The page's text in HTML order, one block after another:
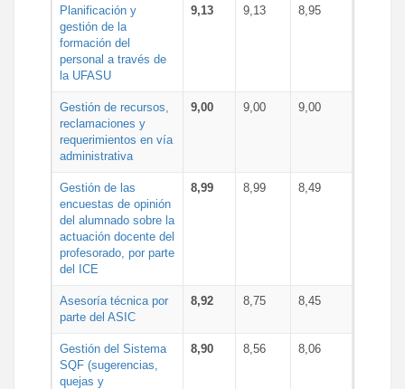
Planificación y
gestión de la
formación del
personal a través de
la UFASU
9,13 9,13 8,95
Gestión de recursos,
reclamaciones y
requerimientos en vía
administrativa
9,00 9,00 9,00
Gestión de las
encuestas de opinión
del alumnado sobre la
actuación docente del
profesorado, por parte
del ICE
8,99 8,99 8,49
Asesoría técnica por
parte del ASIC
8,92 8,75 8,45
Gestión del Sistema
SQF (sugerencias,
quejas y
8,90 8,56 8,06